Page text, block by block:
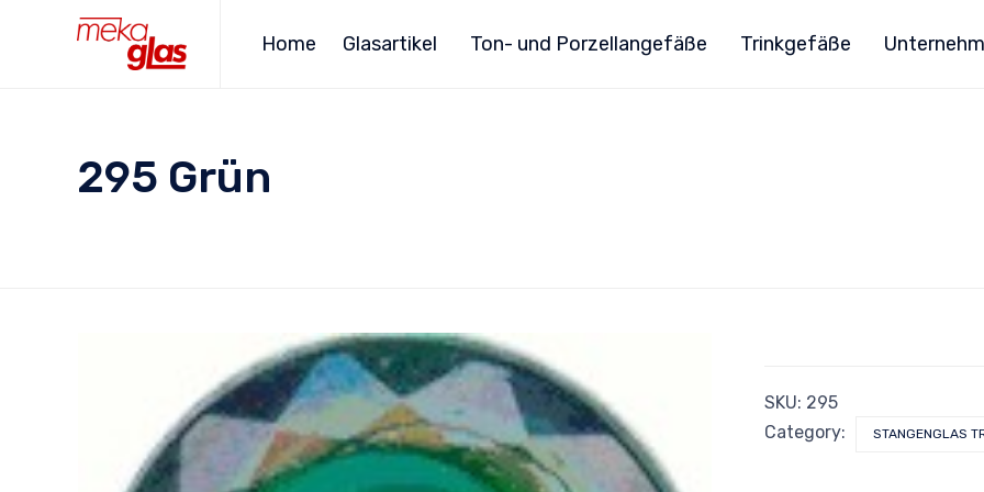
Home Glasartikel Ton- und Porzellangefäße Trinkgefäße
295 Grün
SKU: 295
Category:
STANGENGLAS